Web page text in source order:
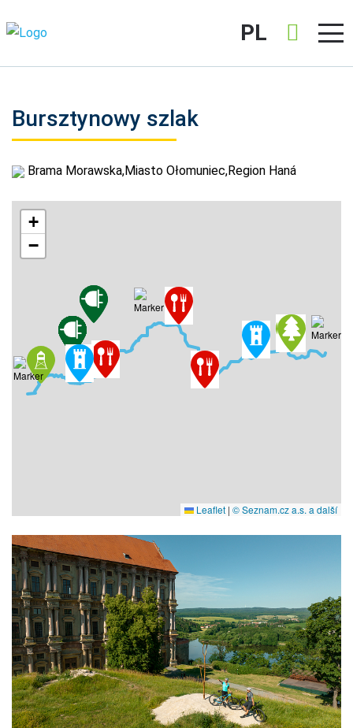
PL
Bursztynowy szlak
Brama Morawska,Miasto Ołomuniec,Region Haná
+
−
Leaflet | © Seznam.cz a.s. a další